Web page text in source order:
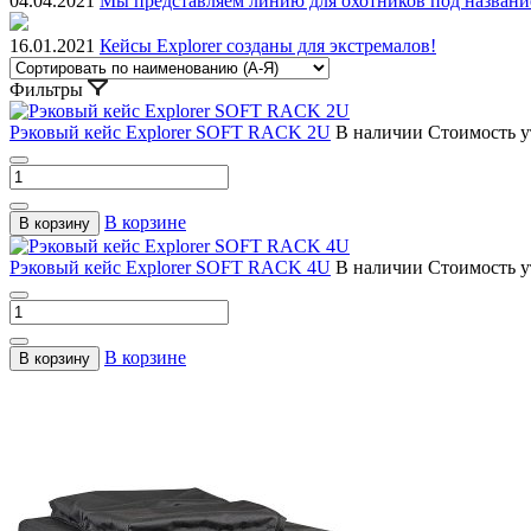
16.01.2021 Кейсы Explorer созданы для экстремалов!
Фильтры
Рэковый кейс Explorer SOFT RACK 2U В наличии Стоимость
В корзину В корзине
Рэковый кейс Explorer SOFT RACK 4U В наличии Стоимость
В корзину В корзине